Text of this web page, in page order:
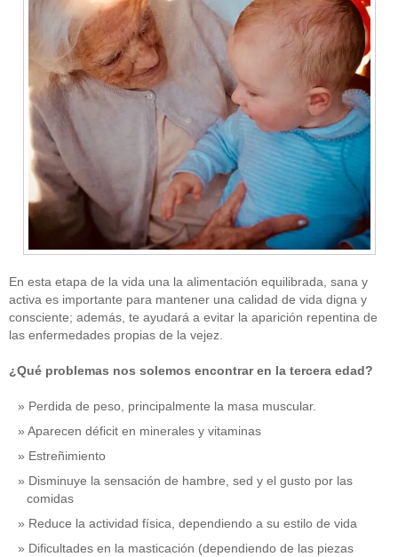
En esta etapa de la vida una la alimentación equilibrada, sana y
activa es importante para mantener una calidad de vida digna y
consciente; además, te ayudará a evitar la aparición repentina de
las enfermedades propias de la vejez.
¿Qué problemas nos solemos encontrar en la tercera edad?
Perdida de peso, principalmente la masa muscular.
Aparecen déficit en minerales y vitaminas
Estreñimiento
Disminuye la sensación de hambre, sed y el gusto por las
comidas
Reduce la actividad física, dependiendo a su estilo de vida
Dificultades en la masticación (dependiendo de las piezas